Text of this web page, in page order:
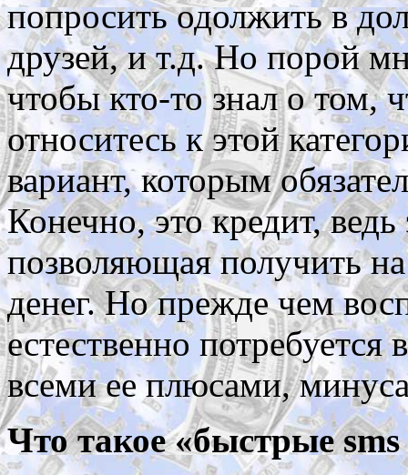
попросить одолжить в
друзей, и т.д. Но порой
чтобы кто-то знал о том,
относитесь к этой
вариант, которым
Конечно, это кредит,
позволяющая получить
денег. Но прежде чем
естественно потребуется
всеми ее плюсами,
Что такое «быстрые